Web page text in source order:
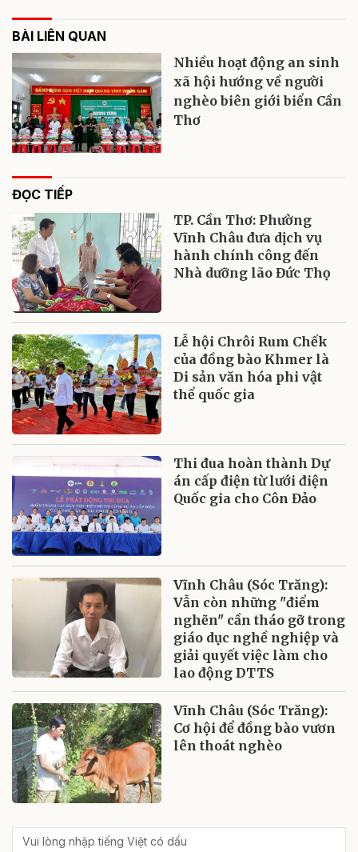
BÀI LIÊN QUAN
Nhiều hoạt động an sinh
xã hội hướng về người
nghèo biên giới biển Cần
Thơ
ĐỌC TIẾP
TP. Cần Thơ: Phường
Vĩnh Châu đưa dịch vụ
hành chính công đến
Nhà dưỡng lão Đức Thọ
Lễ hội Chrôi Rum Chếk
của đồng bào Khmer là
Di sản văn hóa phi vật
thể quốc gia
Thi đua hoàn thành Dự
án cấp điện từ lưới điện
Quốc gia cho Côn Đảo
Vĩnh Châu (Sóc Trăng):
Vẫn còn những "điểm
nghẽn" cần tháo gỡ trong
giáo dục nghề nghiệp và
giải quyết việc làm cho
lao động DTTS
Vĩnh Châu (Sóc Trăng):
Cơ hội để đồng bào vươn
lên thoát nghèo